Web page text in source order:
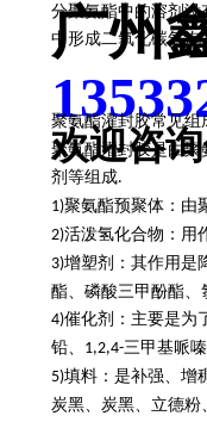
广州
欢迎咨
分聚氨酯中的溶剂
中形成二氧化碳气泡
聚氨酯灌封胶常见组
聚氨酯灌封胶是由聚
剂等组成.
1)聚氨酯预聚体：由
2)活泼氢化合物：用
3)增塑剂：其作用是
酯、磷酸三甲酚酯、
4)催化剂：主要是为
铅、 1,2,4-三甲基哌嗪
5)填料：是补强、增
炭黑、炭黑、立德粉